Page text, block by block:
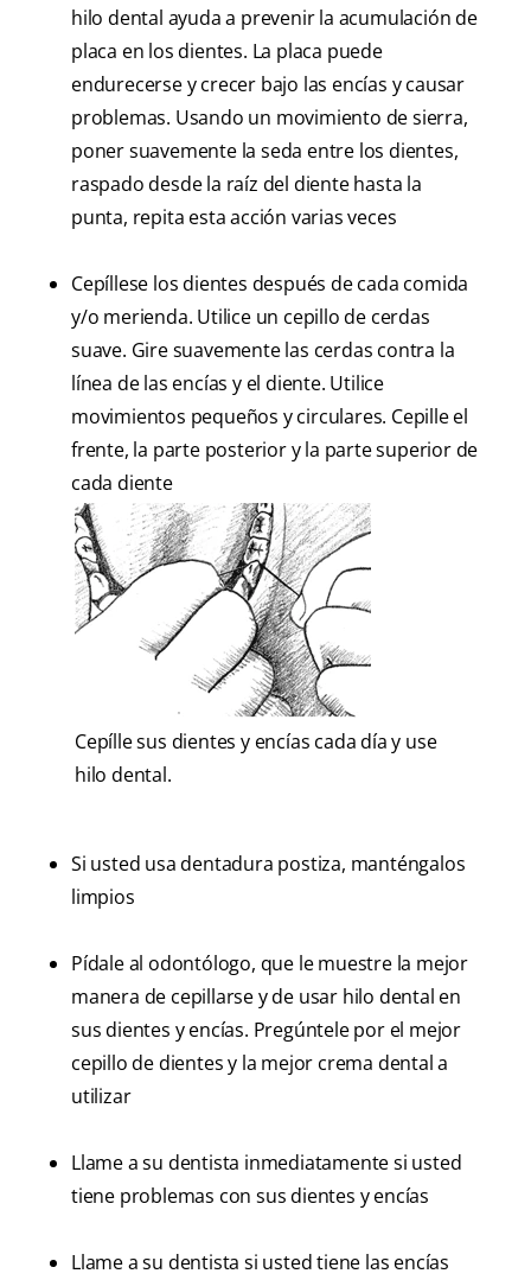
hilo dental ayuda a prevenir la acumulación de
placa en los dientes. La placa puede
endurecerse y crecer bajo las encías y causar
problemas. Usando un movimiento de sierra,
poner suavemente la seda entre los dientes,
raspado desde la raíz del diente hasta la
punta, repita esta acción varias veces
Cepíllese los dientes después de cada comida
y/o merienda. Utilice un cepillo de cerdas
suave. Gire suavemente las cerdas contra la
línea de las encías y el diente. Utilice
movimientos pequeños y circulares. Cepille el
frente, la parte posterior y la parte superior de
cada diente
Cepílle sus dientes y encías cada día y use
hilo dental.
Si usted usa dentadura postiza, manténgalos
limpios
Pídale al odontólogo, que le muestre la mejor
manera de cepillarse y de usar hilo dental en
sus dientes y encías. Pregúntele por el mejor
cepillo de dientes y la mejor crema dental a
utilizar
Llame a su dentista inmediatamente si usted
tiene problemas con sus dientes y encías
Llame a su dentista si usted tiene las encías